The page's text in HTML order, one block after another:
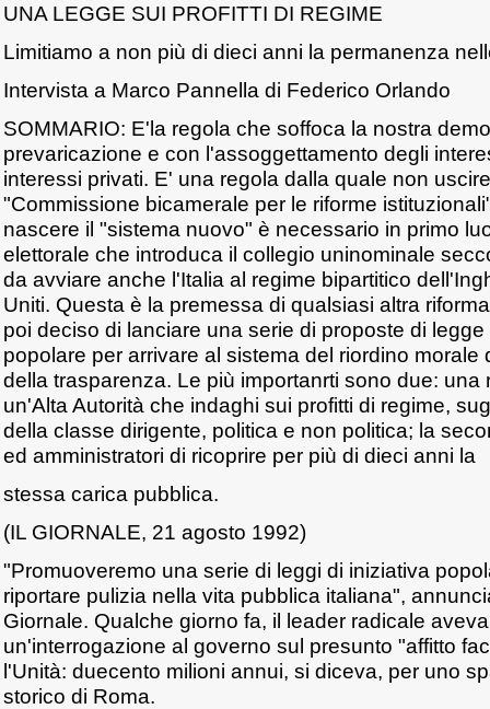
UNA LEGGE SUI PROFITTI DI REGIME
Limitiamo a non più di dieci anni la permanenza
Intervista a Marco Pannella di Federico Orlando
SOMMARIO: E'la regola che soffoca la nostra
prevaricazione e con l'assoggettamento degli
interessi privati. E' una regola dalla quale non
"Commissione bicamerale per le riforme
nascere il "sistema nuovo" è necessario in primo
elettorale che introduca il collegio uninominale
da avviare anche l'Italia al regime bipartitico
Uniti. Questa è la premessa di qualsiasi altra
poi deciso di lanciare una serie di proposte di
popolare per arrivare al sistema del riordino morale
della trasparenza. Le più importanrti sono due: una
un'Alta Autorità che indaghi sui profitti di regime,
della classe dirigente, politica e non politica; la
ed amministratori di ricoprire per più di dieci anni la
stessa carica pubblica.
(IL GIORNALE, 21 agosto 1992)
"Promuoveremo una serie di leggi di iniziativa
riportare pulizia nella vita pubblica italiana",
Giornale. Qualche giorno fa, il leader radicale
un'interrogazione al governo sul presunto "affitto
l'Unità: duecento milioni annui, si diceva, per uno
storico di Roma.